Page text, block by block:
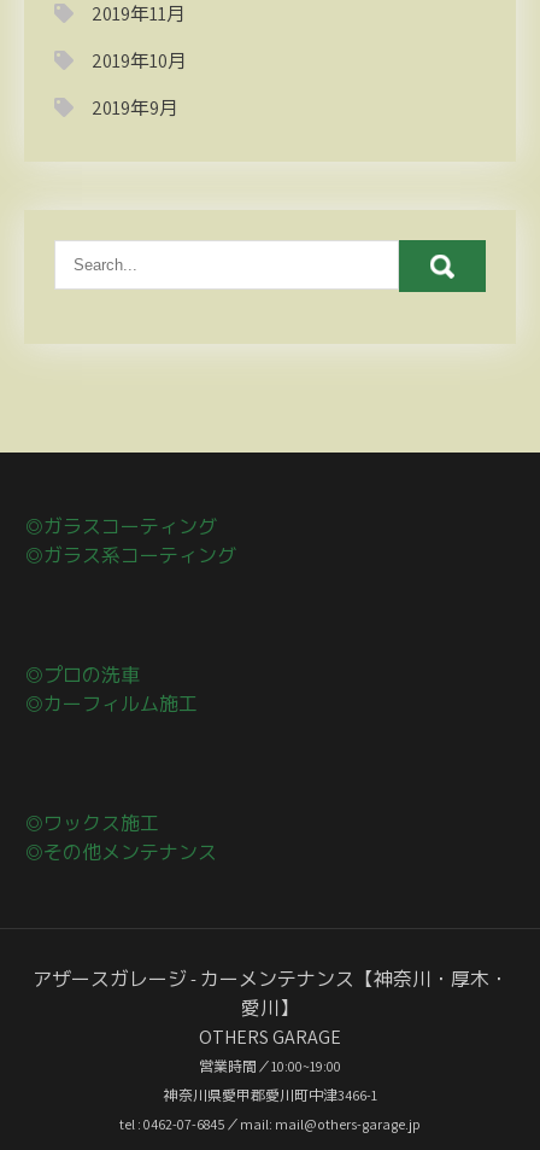
2019年11月
2019年10月
2019年9月
◎ガラスコーティング
◎ガラス系コーティング
◎プロの洗車
◎カーフィルム施工
◎ワックス施工
◎その他メンテナンス
アザースガレージ - カーメンテナンス【神奈川・厚木・
愛川】
OTHERS GARAGE
営業時間／10:00~19:00
神奈川県愛甲郡愛川町中津3466-1
tel : 0462-07-6845／mail: mail@others-garage.jp